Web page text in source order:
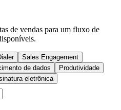
de vendas para um fluxo de
Sales Engagement
de dados
Produtividade
eletrônica